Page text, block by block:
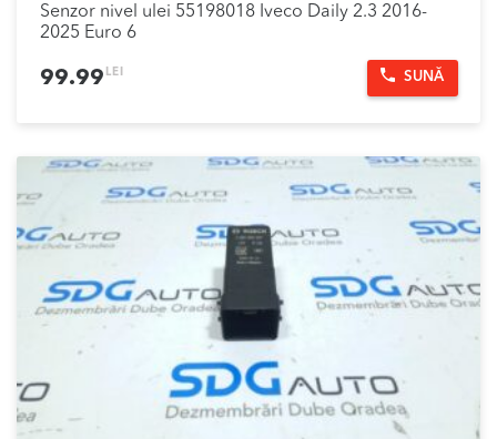
Senzor nivel ulei 55198018 Iveco Daily 2.3 2016-
2025 Euro 6
99.99 LEI SUNĂ